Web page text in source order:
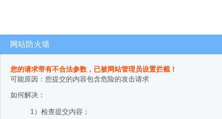
网站防火墙
您的请求带有不合法参数，已被网站管理员设置拦截！
可能原因：您提交的内容包含危险的攻击请求
如何解决：
1）检查提交内容；